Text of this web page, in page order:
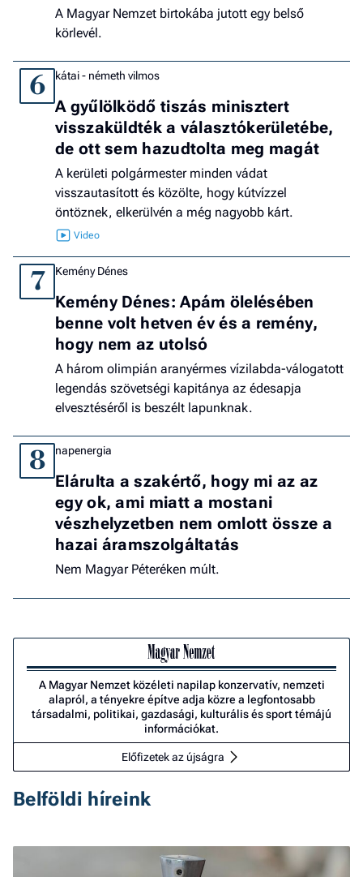
A Magyar Nemzet birtokába jutott egy belső
körlevél.
6 kátai - németh vilmos
A gyűlölködő tiszás minisztert
visszaküldték a választókerületébe,
de ott sem hazudtolta meg magát
A kerületi polgármester minden vádat
visszautasított és közölte, hogy kútvízzel
öntöznek, elkerülvén a még nagyobb kárt.
7 Kemény Dénes
Kemény Dénes: Apám ölelésében
benne volt hetven év és a remény,
hogy nem az utolsó
A három olimpián aranyérmes vízilabda-válogatott
legendás szövetségi kapitánya az édesapja
elvesztéséről is beszélt lapunknak.
8 napenergia
Elárulta a szakértő, hogy mi az az
egy ok, ami miatt a mostani
vészhelyzetben nem omlott össze a
hazai áramszolgáltatás
Nem Magyar Péteréken múlt.
A Magyar Nemzet közéleti napilap konzervatív, nemzeti
alapról, a tényekre építve adja közre a legfontosabb
társadalmi, politikai, gazdasági, kulturális és sport témájú
információkat.
Előfizetek az újságra
Belföldi híreink